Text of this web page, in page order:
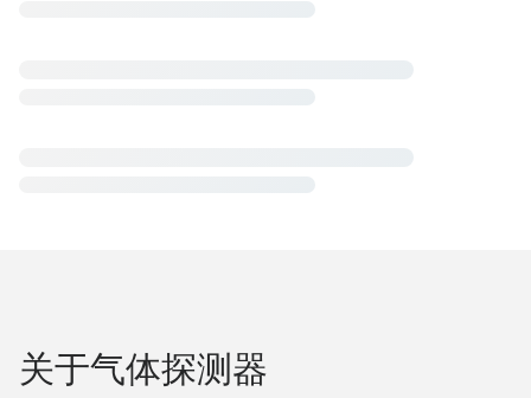
关于气体探测器